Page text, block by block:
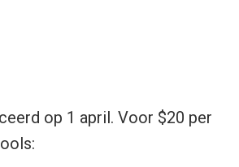
op 1 april. Voor $20 per